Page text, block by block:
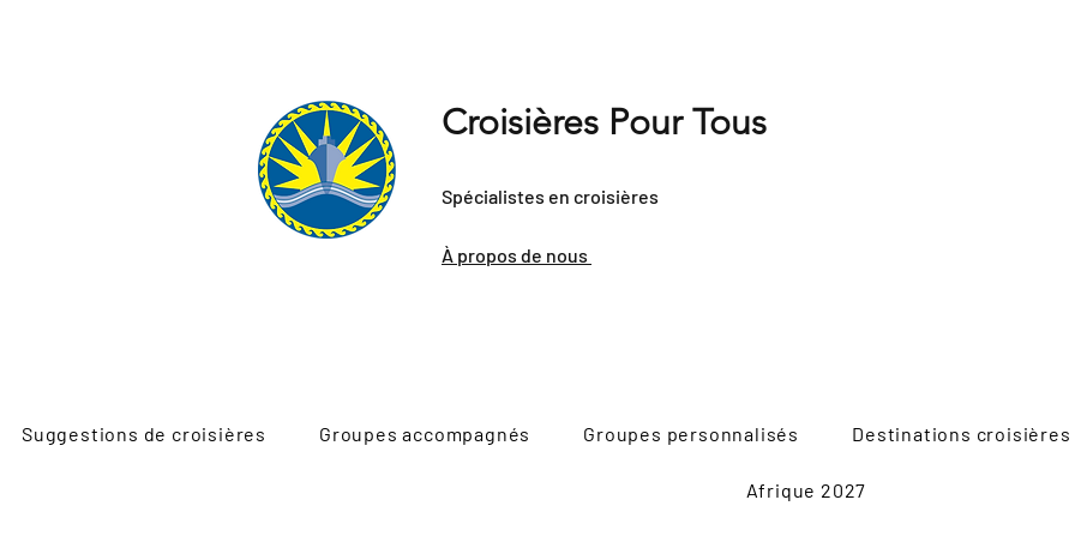
Croisières Pour Tous
Spécialistes en croisières
À propos de nous
Suggestions de croisières Groupes accompagnés Groupes personnalisés Destinations croisières
Afrique 2027